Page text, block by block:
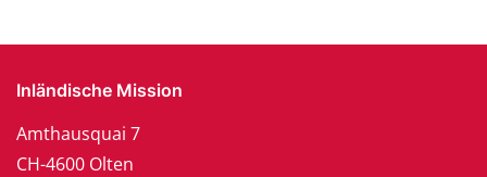
Inländische Mission
Amthausquai 7
CH-4600 Olten